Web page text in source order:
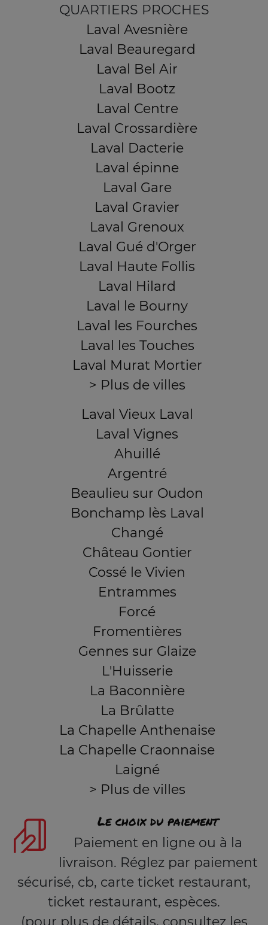
QUARTIERS PROCHES
Laval Avesnière
Laval Beauregard
Laval Bel Air
Laval Bootz
Laval Centre
Laval Crossardière
Laval Dacterie
Laval épinne
Laval Gare
Laval Gravier
Laval Grenoux
Laval Gué d'Orger
Laval Haute Follis
Laval Hilard
Laval le Bourny
Laval les Fourches
Laval les Touches
Laval Murat Mortier
> Plus de villes
Laval Vieux Laval
Laval Vignes
Ahuillé
Argentré
Beaulieu sur Oudon
Bonchamp lès Laval
Changé
Château Gontier
Cossé le Vivien
Entrammes
Forcé
Fromentières
Gennes sur Glaize
L'Huisserie
La Baconnière
La Brûlatte
La Chapelle Anthenaise
La Chapelle Craonnaise
Laigné
> Plus de villes
Le choix du paiement
Paiement en ligne ou à la
livraison. Réglez par paiement
sécurisé, cb, carte ticket restaurant,
ticket restaurant, espèces.
(pour plus de détails, consultez les